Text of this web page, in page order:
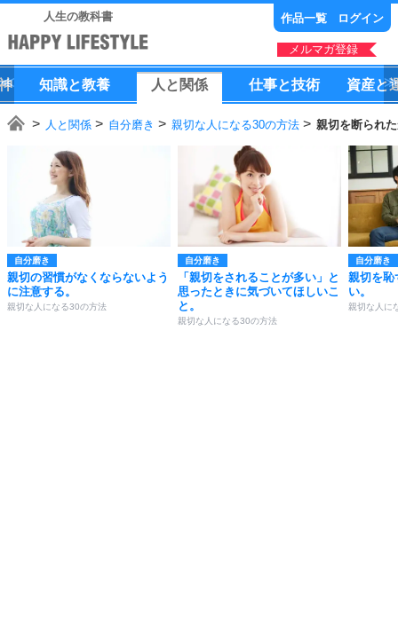
人生の教科書 作品一覧 ログイン
メルマガ登録
知識と教養 人 と 関係 仕事と技術 資産と
人と関係 自分磨き 親切な人になる30の方法 親切を断られ
自分磨き
親切の習慣がなくならないよう
に注意する。
親切な人になる30の方法
自分磨き
「親切をされることが多い」と
思ったときに気づいてほしいこ
と。
親切な人になる30の方法
自分磨き
親切を恥
い。
親切な人に